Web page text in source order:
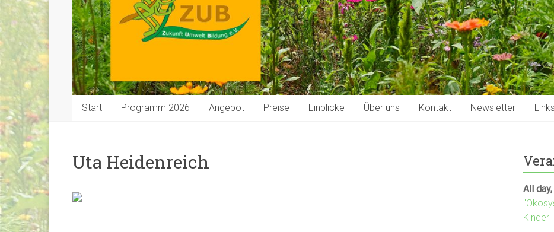
Start Programm 2026 Angebot Preise Einblicke Über uns Kontakt Newsletter Links
Uta Heidenreich
All day,
Kinder